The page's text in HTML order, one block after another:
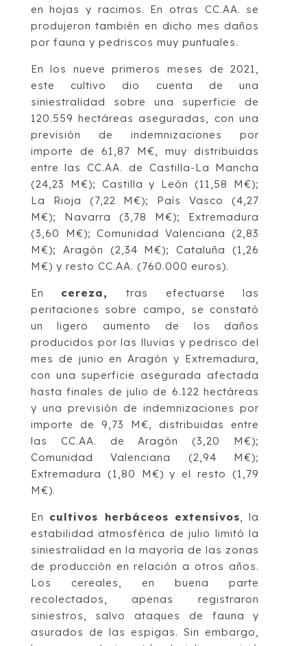
en hojas y racimos. En otras CC.AA. se
produjeron también en dicho mes daños
por fauna y pedriscos muy puntuales.
En los nueve primeros meses de 2021,
este cultivo dio cuenta de una
siniestralidad sobre una superficie de
120.559 hectáreas aseguradas, con una
previsión de indemnizaciones por
importe de 61,87 M€, muy distribuidas
entre las CC.AA. de Castilla-La Mancha
(24,23 M€); Castilla y León (11,58 M€);
La Rioja (7,22 M€); País Vasco (4,27
M€); Navarra (3,78 M€); Extremadura
(3,60 M€); Comunidad Valenciana (2,83
M€); Aragón (2,34 M€); Cataluña (1,26
M€) y resto CC.AA. (760.000 euros).
En cereza,tras efectuarse las
peritaciones sobre campo, se constató
un ligero aumento de los daños
producidos por las lluvias y pedrisco del
mes de junio en Aragón y Extremadura,
con una superficie asegurada afectada
hasta finales de julio de 6.122 hectáreas
y una previsión de indemnizaciones por
importe de 9,73 M€, distribuidas entre
las CC.AA. de Aragón (3,20 M€);
Comunidad Valenciana (2,94 M€);
Extremadura (1,80 M€) y el resto (1,79
M€).
En cultivos herbáceos extensivos, la
estabilidad atmosférica de julio limitó la
siniestralidad en la mayoría de las zonas
de producción en relación a otros años.
Los cereales, en buena parte
recolectados, apenas registraron
siniestros, salvo ataques de fauna y
asurados de las espigas. Sin embargo,